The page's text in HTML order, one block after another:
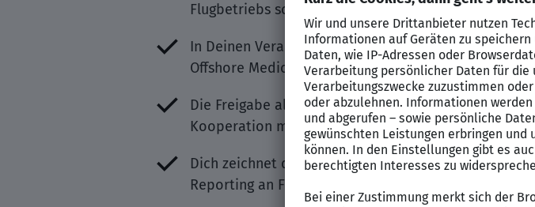
Flugbetriebs sowie aller Decksarbeiten wird von Dir
In Deinen Verantwortungsbereich fällt die
Offshore Medics und des Offshore Logistics Managers
Die Freigabe aller Arbeiten und die Koordination
Kooperation mit allen internen und externen
Dich zeichnet die Verantwortung für die technische
Reporting an Führungskräfte, Stakeholder und